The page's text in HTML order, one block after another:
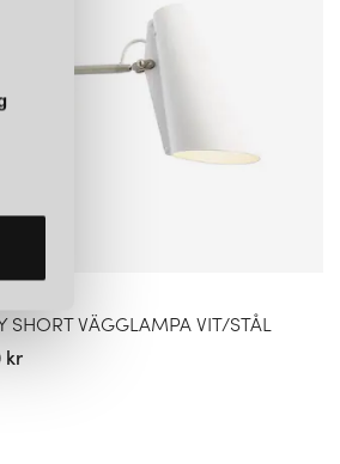
SHORT VÄGGLAMPA VIT/STÅL
kr